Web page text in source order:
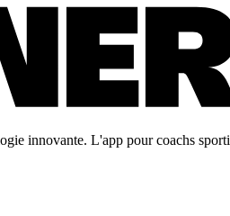
innovante. L'app pour coachs